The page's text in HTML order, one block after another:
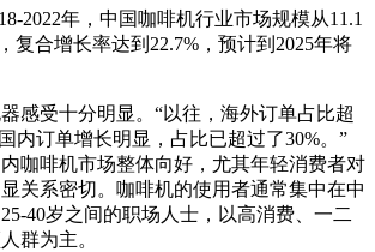
2022年，中国咖啡机行业市场规模从11.1
复合增长率达到22.7%，预计到2025年将
受十分明显。“以往，海外订单占比超
内订单增长明显，占比已超过了30%。”
咖啡机市场整体向好，尤其年轻消费者对
关系密切。咖啡机的使用者通常集中在中
40岁之间的职场人士，以高消费、一二
群为主。